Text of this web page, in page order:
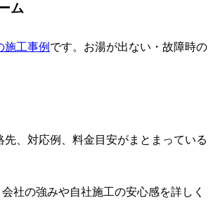
ム
施工事例 です。お湯が出ない・故障時の
先、対応例、料金目安がまとまっている
会社の強みや自社施工の安心感を詳しく